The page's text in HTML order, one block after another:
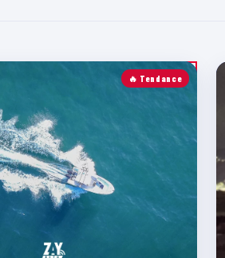
🔥 Tendance